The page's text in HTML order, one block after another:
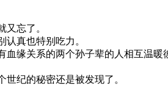
忘了。
真也特别吃力。
缘关系的两个孙子辈的人相互温
纪的秘密还是被发现了。